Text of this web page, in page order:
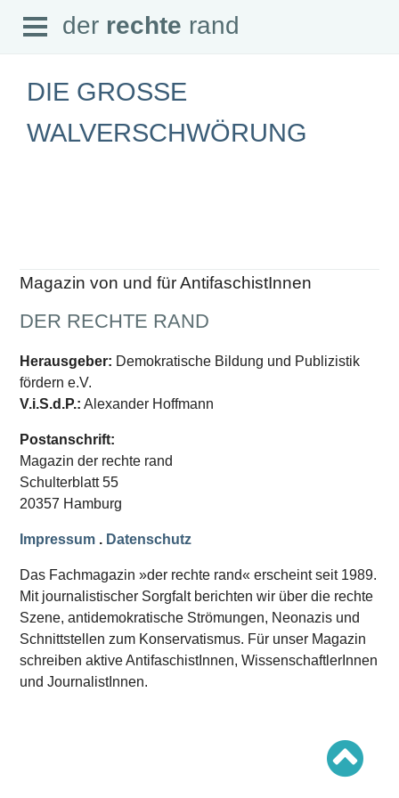
der rechte rand
Abonnement
Downloads
Datenschutz
SCHWERPUNKTE
Schwerpunkte Übersicht
Schwerpunkt AFD-Verbot
Schwerpunkt »Identitäre Bewegung«
Schwerpunkt »Reichsbürger«
Schwerpunkt NPD
Ausgaben Übersicht
Ausgabe 220
Ausgabe 219
Ausgabe 217
Ausgabe 216
Open
Menu
der rechte rand
DIE GROSSE W
ALVERSCHWÖRUNG
Magazin von und für AntifaschistInnen
DER RECHTE RAND
Herausgeber: Demokratische Bildung und Publizistik
fördern e.V.
V.i.S.d.P.: Alexander Hoffmann
Postanschrift:
Magazin der rechte rand
Schulterblatt 55
20357 Hamburg
Impressum . Datenschutz
Das Fachmagazin »der rechte rand« erscheint seit 1989.
Mit journalistischer Sorgfalt berichten wir über die rechte
Szene, antidemokratische Strömungen, Neonazis und
Schnittstellen zum Konservatismus. Für unser Magazin
schreiben aktive AntifaschistInnen, WissenschaftlerInnen
und JournalistInnen.